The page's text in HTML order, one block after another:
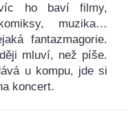
ho baví filmy,
muzika…
fantazmagorie.
mluví, než píše.
u kompu, jde si
koncert.